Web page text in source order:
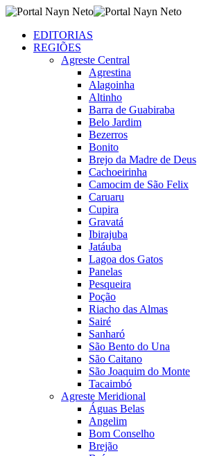
EDITORIAS
REGIÕES
Agreste Central
Agrestina
Alagoinha
Altinho
Barra de Guabiraba
Belo Jardim
Bezerros
Bonito
Brejo da Madre de Deus
Cachoeirinha
Camocim de São Felix
Caruaru
Cupira
Gravatá
Ibirajuba
Jatáuba
Lagoa dos Gatos
Panelas
Pesqueira
Poção
Riacho das Almas
Sairé
Sanharó
São Bento do Una
São Caitano
São Joaquim do Monte
Tacaimbó
Agreste Meridional
Águas Belas
Angelim
Bom Conselho
Brejão